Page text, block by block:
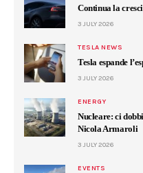
Continua la
3 JULY 2026
TESLA NEWS
Tesla espande
3 JULY 2026
ENERGY
Nucleare: ci
Nicola Armaroli
3 JULY 2026
EVENTS